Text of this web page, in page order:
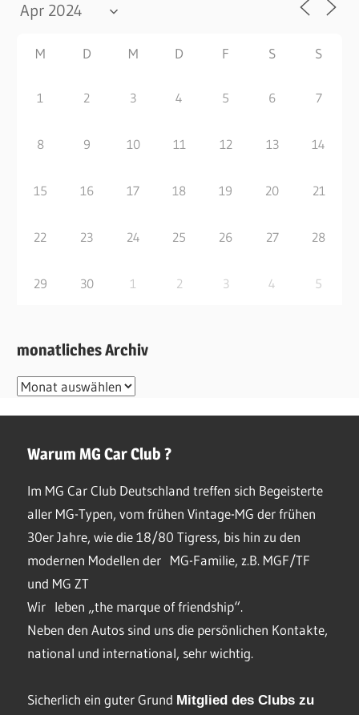
M D M D F S S
1 2 3 4 5 6 7
8 9 10 11 12 13 14
15 16 17 18 19 20 21
22 23 24 25 26 27 28
29 30 1 2 3 4 5
monatliches Archiv
monatliches
Warum MG Car Club ?
Im MG Car Club Deutschland treffen sich Begeisterte
aller MG-Typen, vom frühen Vintage-MG der frühen
30er Jahre, wie die 18/80 Tigress, bis hin zu den
modernen Modellen der MG-Familie, z.B. MGF/TF
und MG ZT
Wir leben „the marque of friendship“.
Neben den Autos sind uns die persönlichen Kontakte,
national und international, sehr wichtig.
Sicherlich ein guter Grund Mitglied des Clubs zu